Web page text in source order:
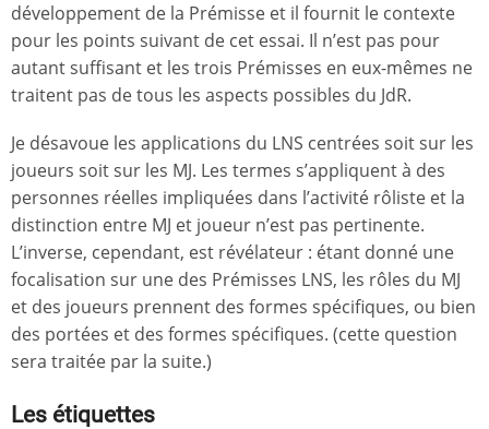
développement de la Prémisse et il fournit le contexte
pour les points suivant de cet essai. Il n’est pas pour
autant suffisant et les trois Prémisses en eux-mêmes ne
traitent pas de tous les aspects possibles du JdR.
Je désavoue les applications du LNS centrées soit sur les
joueurs soit sur les MJ. Les termes s’appliquent à des
personnes réelles impliquées dans l’activité rôliste et la
distinction entre MJ et joueur n’est pas pertinente.
L’inverse, cependant, est révélateur : étant donné une
focalisation sur une des Prémisses LNS, les rôles du MJ
et des joueurs prennent des formes spécifiques, ou bien
des portées et des formes spécifiques. (cette question
sera traitée par la suite.)
Les étiquettes